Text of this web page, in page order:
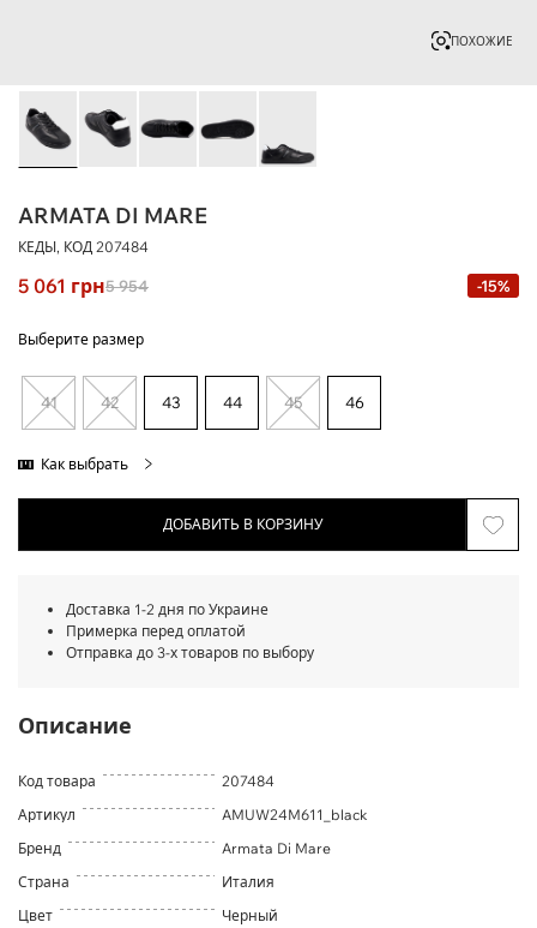
ПОХОЖИЕ
ARMATA DI MARE
КЕДЫ, КОД 207484
5 061 грн5 954 -15%
Выберите размер
41 42 43 44 45 46
Как выбрать
ДОБАВИТЬ В КОРЗИНУ
Доставка 1-2 дня по Украине
Примерка перед оплатой
Отправка до 3-х товаров по выбору
Описание
Код товара
207484
Артикул
AMUW24M611_black
Бренд
Armata Di Mare
Страна
Италия
Цвет
Черный